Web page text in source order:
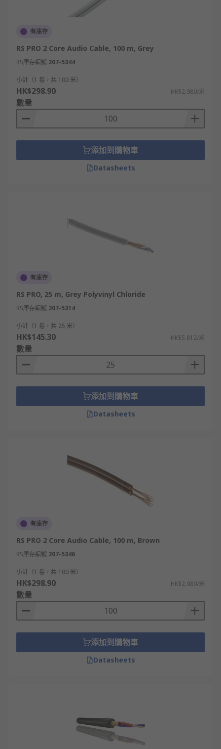
有庫存
RS PRO 2 Core Audio Cable, 100 m, Grey
RS庫存編號 207-5344
小計（1 卷，共 100 米）
HK$298.90 HK$2.989/米
數量
添加到購物車
Datasheets
有庫存
RS PRO, 25 m, Grey Polyvinyl Chloride
RS庫存編號 207-5314
小計（1 卷，共 25 米）
HK$145.30 HK$5.812/米
數量
添加到購物車
Datasheets
有庫存
RS PRO 2 Core Audio Cable, 100 m, Brown
RS庫存編號 207-5346
小計（1 卷，共 100 米）
HK$298.90 HK$2.989/米
數量
添加到購物車
Datasheets